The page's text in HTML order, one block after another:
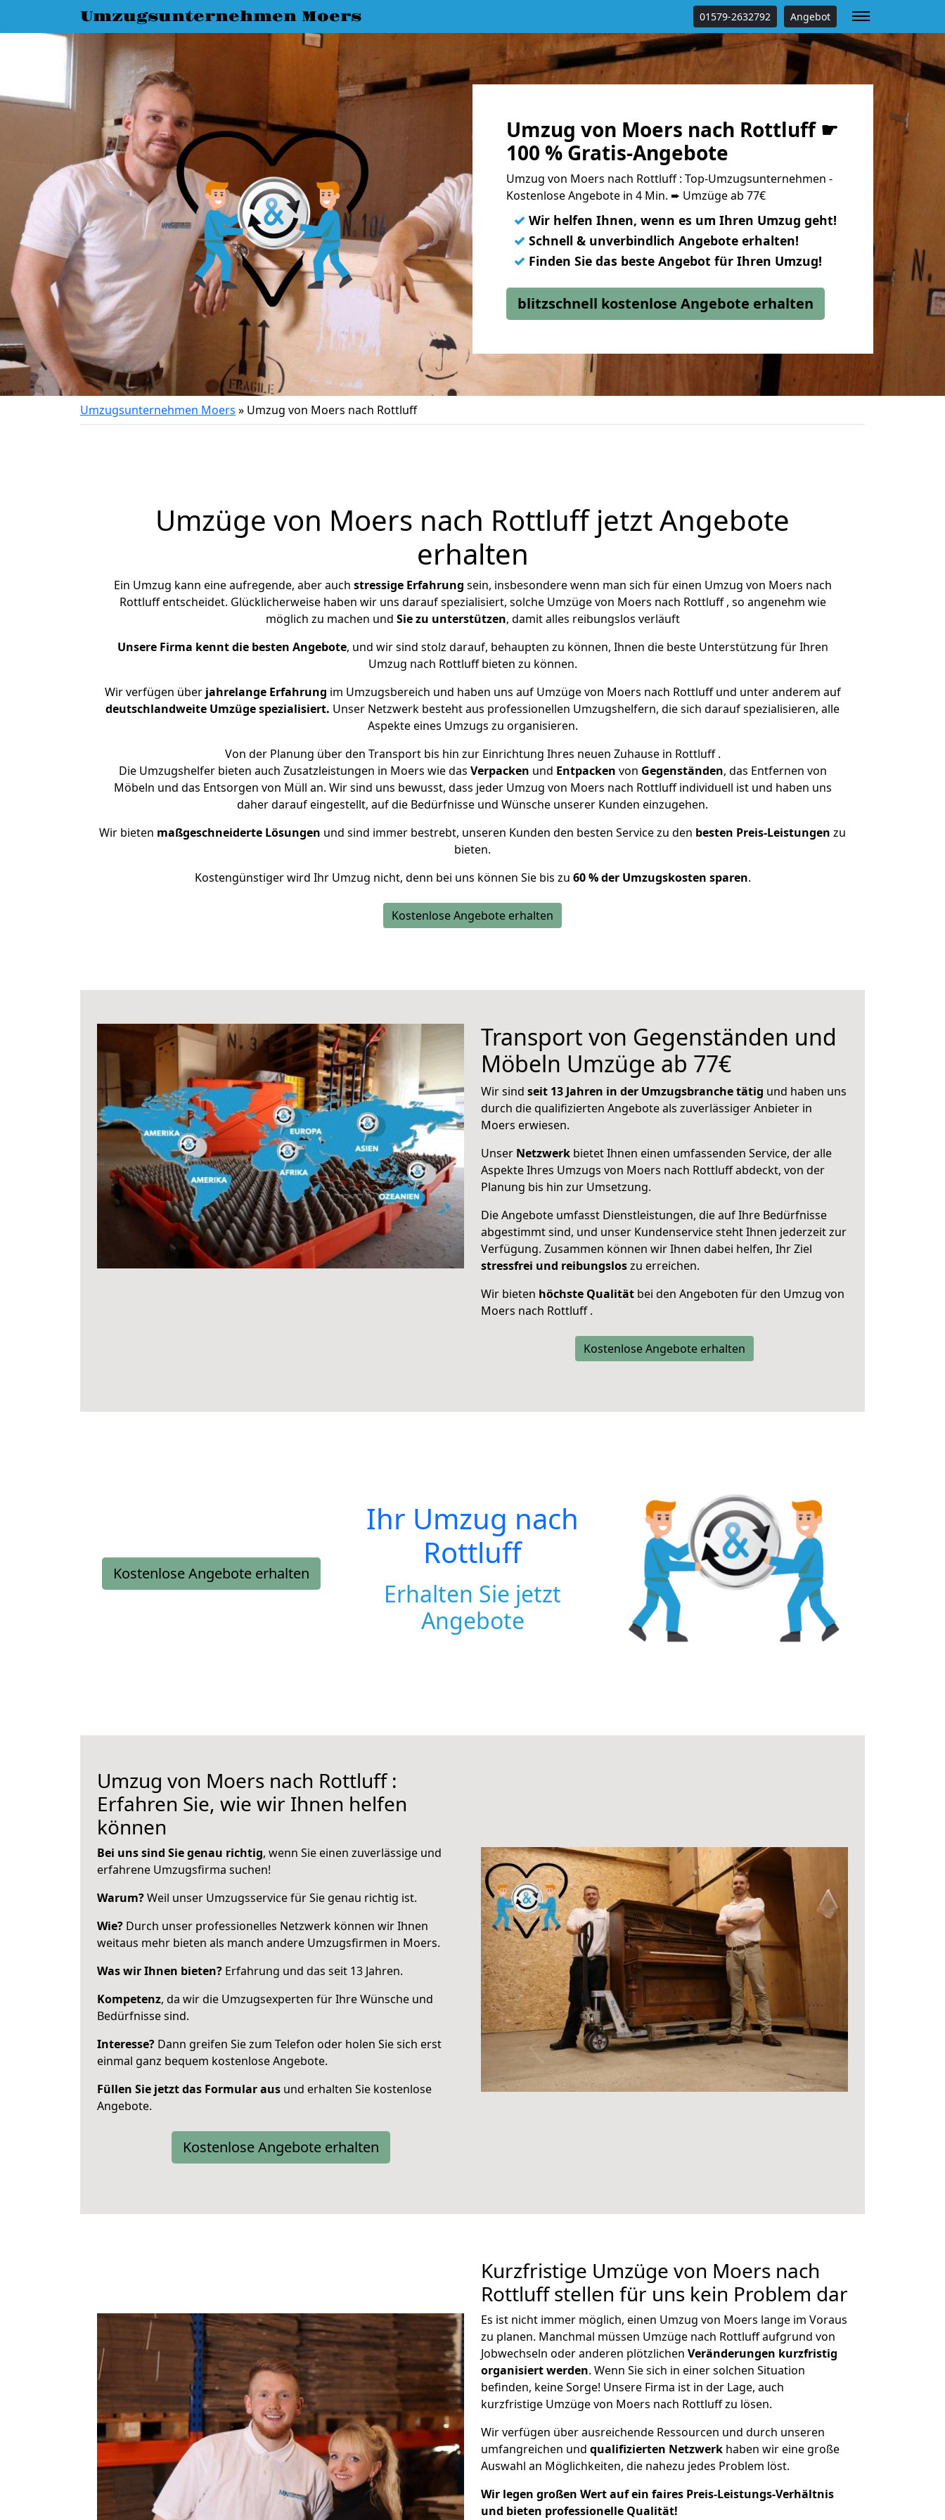
Umzugsunternehmen Moers 01579-2632792 Angebot
Umzug von Moers nach Rottluff ☛
100 % Gratis-Angebote
Umzug von Moers nach Rottluff : Top-Umzugsunternehmen -
Kostenlose Angebote in 4 Min. ➨ Umzüge ab 77€
✓ Wir helfen Ihnen, wenn es um Ihren Umzug geht!
✓ Schnell & unverbindlich Angebote erhalten!
✓ Finden Sie das beste Angebot für Ihren Umzug!
blitzschnell kostenlose Angebote erhalten
Umzugsunternehmen Moers » Umzug von Moers nach Rottluff
Umzüge von Moers nach Rottluff jetzt Angebote
erhalten
Ein Umzug kann eine aufregende, aber auch stressige Erfahrung sein, insbesondere wenn man sich für einen Umzug von Moers nach
Rottluff entscheidet. Glücklicherweise haben wir uns darauf spezialisiert, solche Umzüge von Moers nach Rottluff , so angenehm wie
möglich zu machen und Sie zu unterstützen, damit alles reibungslos verläuft
Unsere Firma kennt die besten Angebote, und wir sind stolz darauf, behaupten zu können, Ihnen die beste Unterstützung für Ihren
Umzug nach Rottluff bieten zu können.
Wir verfügen überjahrelange Erfahrung im Umzugsbereich und haben uns auf Umzüge von Moers nach Rottluff und unter anderem auf
deutschlandweite Umzüge spezialisiert. Unser Netzwerk besteht aus professionellen Umzugshelfern, die sich darauf spezialisieren, alle
Aspekte eines Umzugs zu organisieren.
Von der Planung über den Transport bis hin zur Einrichtung Ihres neuen Zuhause in Rottluff .
Die Umzugshelfer bieten auch Zusatzleistungen in Moers wie das Verpacken und Entpacken von Gegenständen, das Entfernen von
Möbeln und das Entsorgen von Müll an. Wir sind uns bewusst, dass jeder Umzug von Moers nach Rottluff individuell ist und haben uns
daher darauf eingestellt, auf die Bedürfnisse und Wünsche unserer Kunden einzugehen.
Wir bieten maßgeschneiderte Lösungen und sind immer bestrebt, unseren Kunden den besten Service zu den besten Preis-Leistungen zu
bieten.
Kostengünstiger wird Ihr Umzug nicht, denn bei uns können Sie bis zu 60 % der Umzugskosten sparen.
Kostenlose Angebote erhalten
Transport von Gegenständen und
Möbeln Umzüge ab 77€
Wir sind seit 13 Jahren in der Umzugsbranche tätig und haben uns
durch die qualifizierten Angebote als zuverlässiger Anbieter in
Moers erwiesen.
Unser Netzwerk bietet Ihnen einen umfassenden Service, der alle
Aspekte Ihres Umzugs von Moers nach Rottluff abdeckt, von der
Planung bis hin zur Umsetzung.
Die Angebote umfasst Dienstleistungen, die auf Ihre Bedürfnisse
abgestimmt sind, und unser Kundenservice steht Ihnen jederzeit zur
Verfügung. Zusammen können wir Ihnen dabei helfen, Ihr Ziel
stressfrei und reibungsloszu erreichen.
Wir bieten höchste Qualität bei den Angeboten für den Umzug von
Moers nach Rottluff .
Kostenlose Angebote erhalten
Kostenlose Angebote erhalten
Ihr Umzug nach
Rottluff
Erhalten Sie jetzt
Angebote
Umzug von Moers nach Rottluff :
Erfahren Sie, wie wir Ihnen helfen
können
Bei uns sind Sie genau richtig, wenn Sie einen zuverlässige und
erfahrene Umzugsfirma suchen!
Warum?Weil unser Umzugsservice für Sie genau richtig ist.
Wie? Durch unser professionelles Netzwerk können wir Ihnen
weitaus mehr bieten als manch andere Umzugsfirmen in Moers.
Was wir Ihnen bieten? Erfahrung und das seit 13 Jahren.
Kompetenz, da wir die Umzugsexperten für Ihre Wünsche und
Bedürfnisse sind.
Interesse? Dann greifen Sie zum Telefon oder holen Sie sich erst
einmal ganz bequem kostenlose Angebote.
Füllen Sie jetzt das Formular aus und erhalten Sie kostenlose
Angebote.
Kostenlose Angebote erhalten
Kurzfristige Umzüge von Moers nach
Rottluff stellen für uns kein Problem dar
Es ist nicht immer möglich, einen Umzug von Moers lange im Voraus
zu planen. Manchmal müssen Umzüge nach Rottluff aufgrund von
Jobwechseln oder anderen plötzlichen Veränderungen kurzfristig
organisiert werden. Wenn Sie sich in einer solchen Situation
befinden, keine Sorge! Unsere Firma ist in der Lage, auch
kurzfristige Umzüge von Moers nach Rottluff zu lösen.
Wir verfügen über ausreichende Ressourcen und durch unseren
umfangreichen und qualifizierten Netzwerk haben wir eine große
Auswahl an Möglichkeiten, die nahezu jedes Problem löst.
Wir legen großen Wert auf ein faires Preis-Leistungs-Verhältnis
und bieten professionelle Qualität!